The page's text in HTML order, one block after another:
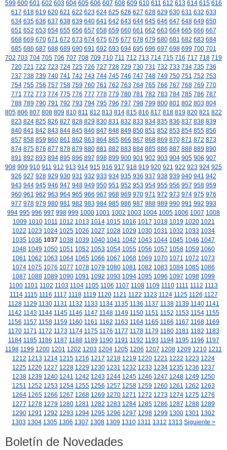
599 600 601 602 603 604 605 606 607 608 609 610 611 612 613 614 615 616
617 618 619 620 621 622 623 624 625 626 627 628 629 630 631 632 633
634 635 636 637 638 639 640 641 642 643 644 645 646 647 648 649 650
651 652 653 654 655 656 657 658 659 660 661 662 663 664 665 666 667
668 669 670 671 672 673 674 675 676 677 678 679 680 681 682 683 684
685 686 687 688 689 690 691 692 693 694 695 696 697 698 699 700 701
702 703 704 705 706 707 708 709 710 711 712 713 714 715 716 717 718 719
720 721 722 723 724 725 726 727 728 729 730 731 732 733 734 735 736
737 738 739 740 741 742 743 744 745 746 747 748 749 750 751 752 753
754 755 756 757 758 759 760 761 762 763 764 765 766 767 768 769 770
771 772 773 774 775 776 777 778 779 780 781 782 783 784 785 786 787
788 789 790 791 792 793 794 795 796 797 798 799 800 801 802 803 804
805 806 807 808 809 810 811 812 813 814 815 816 817 818 819 820 821 822
823 824 825 826 827 828 829 830 831 832 833 834 835 836 837 838 839
840 841 842 843 844 845 846 847 848 849 850 851 852 853 854 855 856
857 858 859 860 861 862 863 864 865 866 867 868 869 870 871 872 873
874 875 876 877 878 879 880 881 882 883 884 885 886 887 888 889 890
891 892 893 894 895 896 897 898 899 900 901 902 903 904 905 906 907
908 909 910 911 912 913 914 915 916 917 918 919 920 921 922 923 924 925
926 927 928 929 930 931 932 933 934 935 936 937 938 939 940 941 942
943 944 945 946 947 948 949 950 951 952 953 954 955 956 957 958 959
960 961 962 963 964 965 966 967 968 969 970 971 972 973 974 975 976
977 978 979 980 981 982 983 984 985 986 987 988 989 990 991 992 993
994 995 996 997 998 999 1000 1001 1002 1003 1004 1005 1006 1007 1008
1009 1010 1011 1012 1013 1014 1015 1016 1017 1018 1019 1020 1021
1022 1023 1024 1025 1026 1027 1028 1029 1030 1031 1032 1033 1034
1035 1036 1037 1038 1039 1040 1041 1042 1043 1044 1045 1046 1047
1048 1049 1050 1051 1052 1053 1054 1055 1056 1057 1058 1059 1060
1061 1062 1063 1064 1065 1066 1067 1068 1069 1070 1071 1072 1073
1074 1075 1076 1077 1078 1079 1080 1081 1082 1083 1084 1085 1086
1087 1088 1089 1090 1091 1092 1093 1094 1095 1096 1097 1098 1099
1100 1101 1102 1103 1104 1105 1106 1107 1108 1109 1110 1111 1112 1113
1114 1115 1116 1117 1118 1119 1120 1121 1122 1123 1124 1125 1126 1127
1128 1129 1130 1131 1132 1133 1134 1135 1136 1137 1138 1139 1140 1141
1142 1143 1144 1145 1146 1147 1148 1149 1150 1151 1152 1153 1154 1155
1156 1157 1158 1159 1160 1161 1162 1163 1164 1165 1166 1167 1168 1169
1170 1171 1172 1173 1174 1175 1176 1177 1178 1179 1180 1181 1182 1183
1184 1185 1186 1187 1188 1189 1190 1191 1192 1193 1194 1195 1196 1197
1198 1199 1200 1201 1202 1203 1204 1205 1206 1207 1208 1209 1210 1211
1212 1213 1214 1215 1216 1217 1218 1219 1220 1221 1222 1223 1224
1225 1226 1227 1228 1229 1230 1231 1232 1233 1234 1235 1236 1237
1238 1239 1240 1241 1242 1243 1244 1245 1246 1247 1248 1249 1250
1251 1252 1253 1254 1255 1256 1257 1258 1259 1260 1261 1262 1263
1264 1265 1266 1267 1268 1269 1270 1271 1272 1273 1274 1275 1276
1277 1278 1279 1280 1281 1282 1283 1284 1285 1286 1287 1288 1289
1290 1291 1292 1293 1294 1295 1296 1297 1298 1299 1300 1301 1302
1303 1304 1305 1306 1307 1308 1309 1310 1311 1312 1313 Siguiente >
Boletín de Novedades